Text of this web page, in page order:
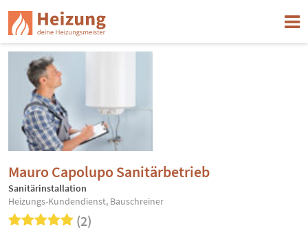
Mauro Capolupo Sanitärbetrieb
Sanitärinstallation
Heizungs-Kundendienst, Bauschreiner
(2)